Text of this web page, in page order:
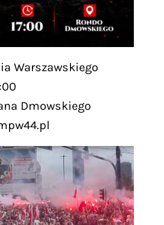
Warszawskiego
Dmowskiego